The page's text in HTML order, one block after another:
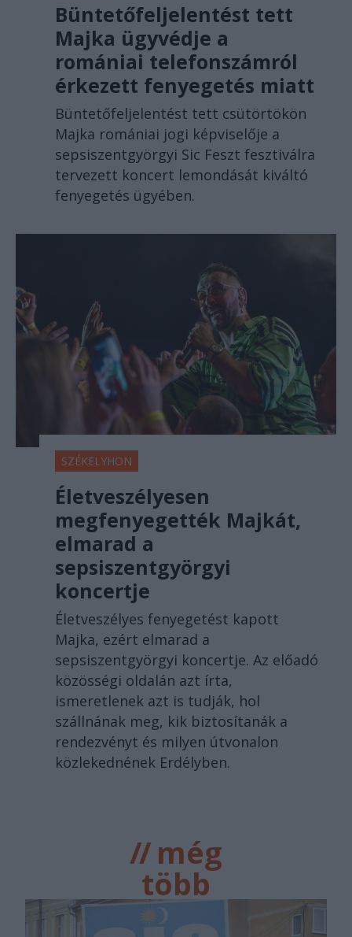
Büntetőfeljelentést tett
Majka ügyvédje a
romániai telefonszámról
érkezett fenyegetés miatt
Büntetőfeljelentést tett csütörtökön
Majka romániai jogi képviselője a
sepsiszentgyörgyi Sic Feszt fesztiválra
tervezett koncert lemondását kiváltó
fenyegetés ügyében.
SZÉKELYHON
Életveszélyesen
megfenyegették Majkát,
elmarad a
sepsiszentgyörgyi
koncertje
Életveszélyes fenyegetést kapott
Majka, ezért elmarad a
sepsiszentgyörgyi koncertje. Az előadó
közösségi oldalán azt írta,
ismeretlenek azt is tudják, hol
szállnának meg, kik biztosítanák a
rendezvényt és milyen útvonalon
közlekednének Erdélyben.
//még
több
főtér.ro